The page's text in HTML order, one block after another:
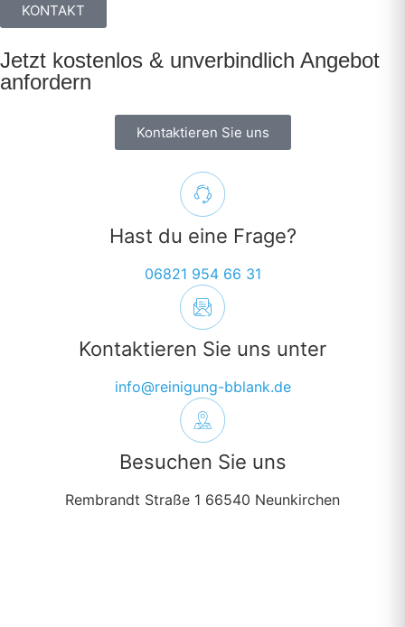
KONTAKT
Jetzt kostenlos & unverbindlich Angebot
anfordern
Kontaktieren Sie uns
Hast du eine Frage?
06821 954 66 31
Kontaktieren Sie uns unter
info@reinigung-bblank.de
Besuchen Sie uns
Rembrandt Straße 1 66540 Neunkirchen